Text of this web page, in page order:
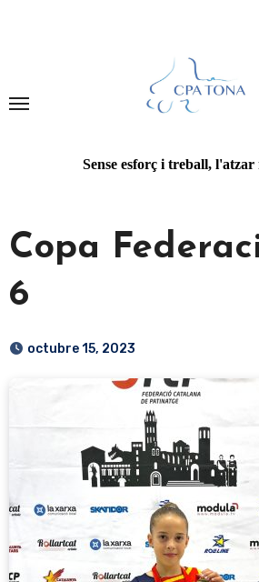
Sense esforç i treball, l'atzar
Copa
6
octubre 15, 2023